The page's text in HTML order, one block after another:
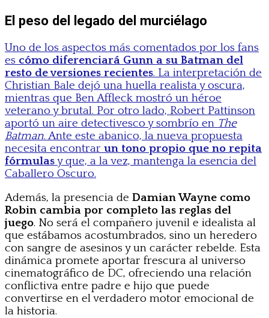
El peso del legado del murciélago
Uno de los aspectos más comentados por los fans
es cómo diferenciará Gunn a su Batman del
resto de versiones recientes. La interpretación de
Christian Bale dejó una huella realista y oscura,
mientras que Ben Affleck mostró un héroe
veterano y brutal. Por otro lado, Robert Pattinson
aportó un aire detectivesco y sombrío en The
Batman. Ante este abanico, la nueva propuesta
necesita encontrar un tono propio que no repita
fórmulasy que, a la vez, mantenga la esencia del
Caballero Oscuro.
Además, la presencia de Damian Wayne como
Robin cambia por completo las reglas del
juego. No será el compañero juvenil e idealista al
que estábamos acostumbrados, sino un heredero
con sangre de asesinos y un carácter rebelde. Esta
dinámica promete aportar frescura al universo
cinematográfico de DC, ofreciendo una relación
conflictiva entre padre e hijo que puede
convertirse en el verdadero motor emocional de
la historia.